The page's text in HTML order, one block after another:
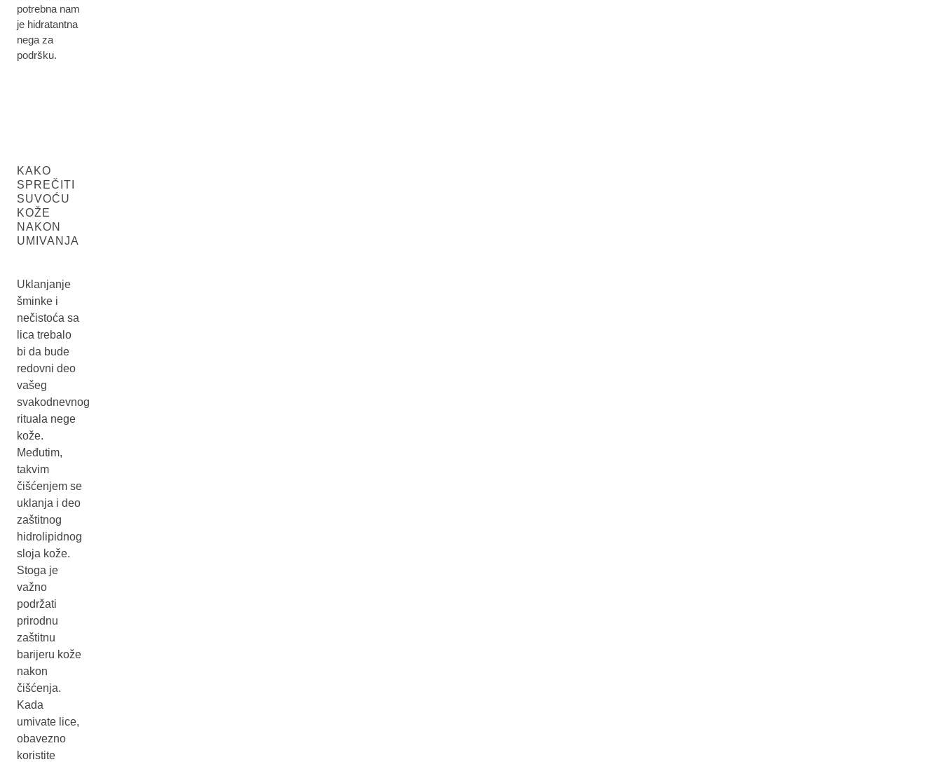
potrebna nam
je hidratantna
nega za
podršku.
KAKO
SPREČITI
SUVOĆU
KOŽE
NAKON
UMIVANJA
Uklanjanje
šminke i
nečistoća sa
lica trebalo
bi da bude
redovni deo
vašeg
svakodnevnog
rituala nege
kože.
Međutim,
takvim
čišćenjem se
uklanja i deo
zaštitnog
hidrolipidnog
sloja kože.
Stoga je
važno
podržati
prirodnu
zaštitnu
barijeru kože
nakon
čišćenja.
Kada
umivate lice,
obavezno
koristite